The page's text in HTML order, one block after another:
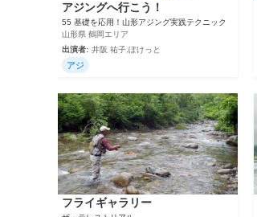
アジングへ行こう！
55 基礎を応用！山形アジング実践テクニック
山形県 鶴岡エリア
出演者: 井阪 祐子,ぽけっと
アジ
フライギャラリー